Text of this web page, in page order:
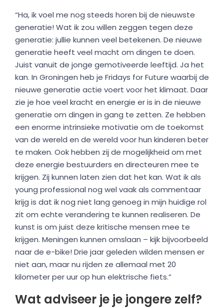
“Ha, ik voel me nog steeds horen bij de nieuwste
generatie! Wat ik zou willen zeggen tegen deze
generatie: jullie kunnen veel betekenen. De nieuwe
generatie heeft veel macht om dingen te doen.
Juist vanuit de jonge gemotiveerde leeftijd. Ja het
kan. In Groningen heb je Fridays for Future waarbij de
nieuwe generatie actie voert voor het klimaat. Daar
zie je hoe veel kracht en energie er is in de nieuwe
generatie om dingen in gang te zetten. Ze hebben
een enorme intrinsieke motivatie om de toekomst
van de wereld en de wereld voor hun kinderen beter
te maken. Ook hebben zij de mogelijkheid om met
deze energie bestuurders en directeuren mee te
krijgen. Zij kunnen laten zien dat het kan. Wat ik als
young professional nog wel vaak als commentaar
krijg is dat ik nog niet lang genoeg in mijn huidige rol
zit om echte verandering te kunnen realiseren. De
kunst is om juist deze kritische mensen mee te
krijgen. Meningen kunnen omslaan – kijk bijvoorbeeld
naar de e-bike! Drie jaar geleden wilden mensen er
niet aan, maar nu rijden ze allemaal met 20
kilometer per uur op hun elektrische fiets.”
Wat adviseer je je jongere zelf?